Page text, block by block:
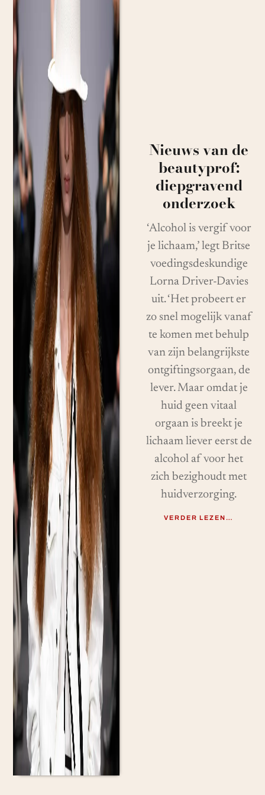
Nieuws van de
beautyprof:
diepgravend
onderzoek
‘Alcohol is vergif voor
je lichaam,’ legt Britse
voedingsdeskundige
Lorna Driver-Davies
uit. ‘Het probeert er
zo snel mogelijk vanaf
te komen met behulp
van zijn belangrijkste
ontgiftingsorgaan, de
lever. Maar omdat je
huid geen vitaal
orgaan is breekt je
lichaam liever eerst de
alcohol af voor het
zich bezighoudt met
huidverzorging.
VERDER LEZEN…